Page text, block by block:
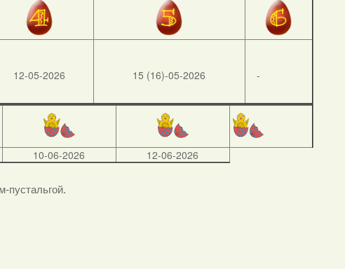
12-05-2026 15 (16)-05-2026 -
10-06-2026 12-06-2026
пустальгой.